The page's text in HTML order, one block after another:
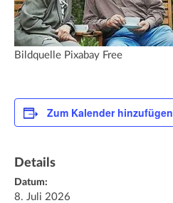
Bildquelle Pixabay Free
Zum Kalender hinzufügen
Details
Datum:
8. Juli 2026